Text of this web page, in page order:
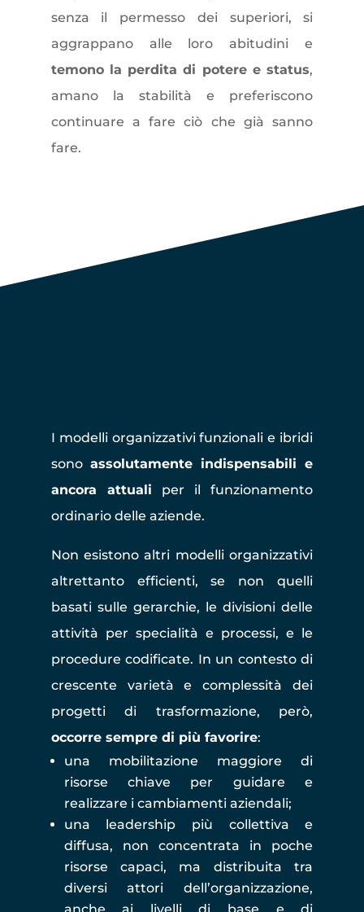
senza il permesso dei superiori, si
aggrappano alle loro abitudini e
temono la perdita di potere e status,
amano la stabilità e preferiscono
continuare a fare ciò che già sanno
fare.
I modelli organizzativi funzionali e ibridi
sono assolutamente indispensabili e
ancora attuali per il funzionamento
ordinario delle aziende.
Non esistono altri modelli organizzativi
altrettanto efficienti, se non quelli
basati sulle gerarchie, le divisioni delle
attività per specialità e processi, e le
procedure codificate. In un contesto di
crescente varietà e complessità dei
progetti di trasformazione, però,
occorre sempre di più favorire:
una mobilitazione maggiore di
risorse chiave per guidare e
realizzare i cambiamenti aziendali;
una leadership più collettiva e
diffusa, non concentrata in poche
risorse capaci, ma distribuita tra
diversi attori dell’organizzazione,
anche ai livelli di base e di